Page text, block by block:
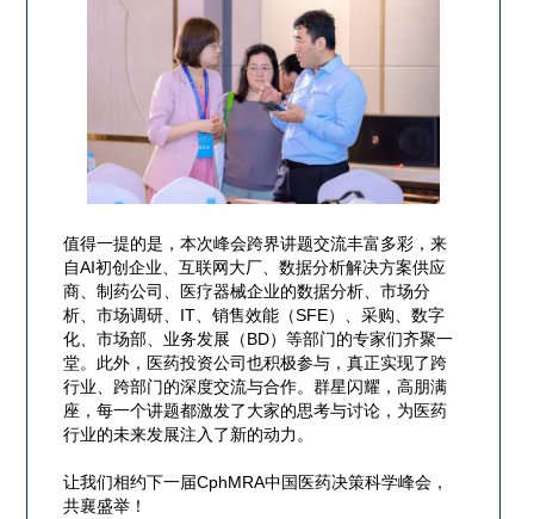
值得一提的是，本次峰会跨界讲题交流丰富多彩，来
自AI初创企业、互联网大厂、数据分析解决方案供应
商、制药公司、医疗器械企业的数据分析、市场分
析、市场调研、IT、销售效能（SFE）、采购、数字
化、市场部、业务发展（BD）等部门的专家们齐聚一
堂。此外，医药投资公司也积极参与，真正实现了跨
行业、跨部门的深度交流与合作。群星闪耀，高朋满
座，每一个讲题都激发了大家的思考与讨论，为医药
行业的未来发展注入了新的动力。
让我们相约下一届CphMRA中国医药决策科学峰会，
共襄盛举！